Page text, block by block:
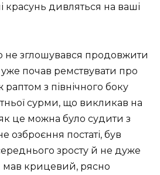
красунь дивляться на ваші
не зглошувався продовжити
почав ремствувати про
раптом з північного боку
сурми, що викликав на
це можна було судити з
озброєння постаті, був
зросту й не дуже
мав крицевий, рясно